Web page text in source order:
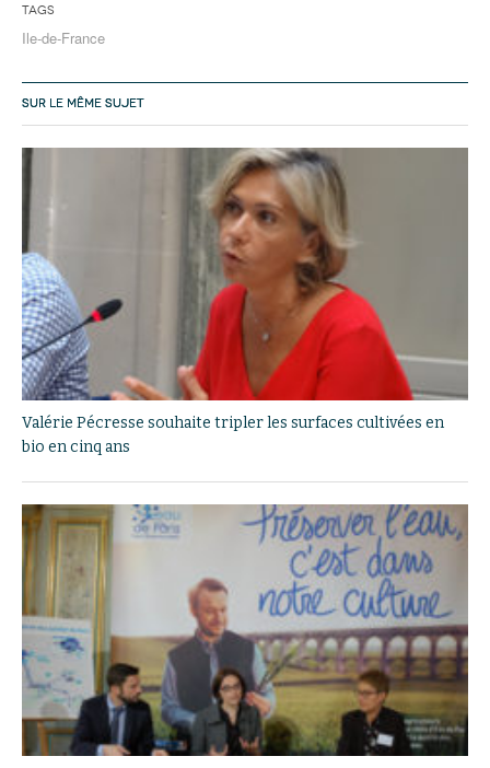
Tags
Ile-de-France
SUR LE MÊME SUJET
Valérie Pécresse souhaite tripler les surfaces cultivées en
bio en cinq ans